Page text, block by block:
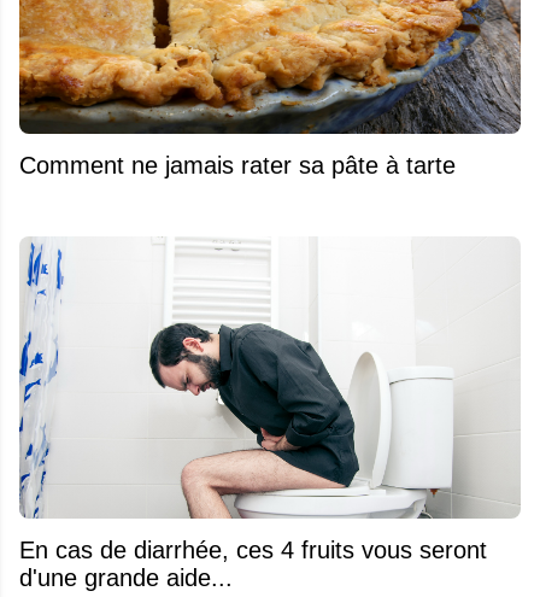
Comment ne jamais rater sa pâte à tarte
En cas de diarrhée, ces 4 fruits vous seront
d'une grande aide...